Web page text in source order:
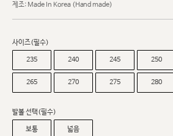
제조: Made In Korea (Hand made)
사이즈(필수)
235 240 245 250
265 270 275 280
발볼 선택(필수)
보통 넓음